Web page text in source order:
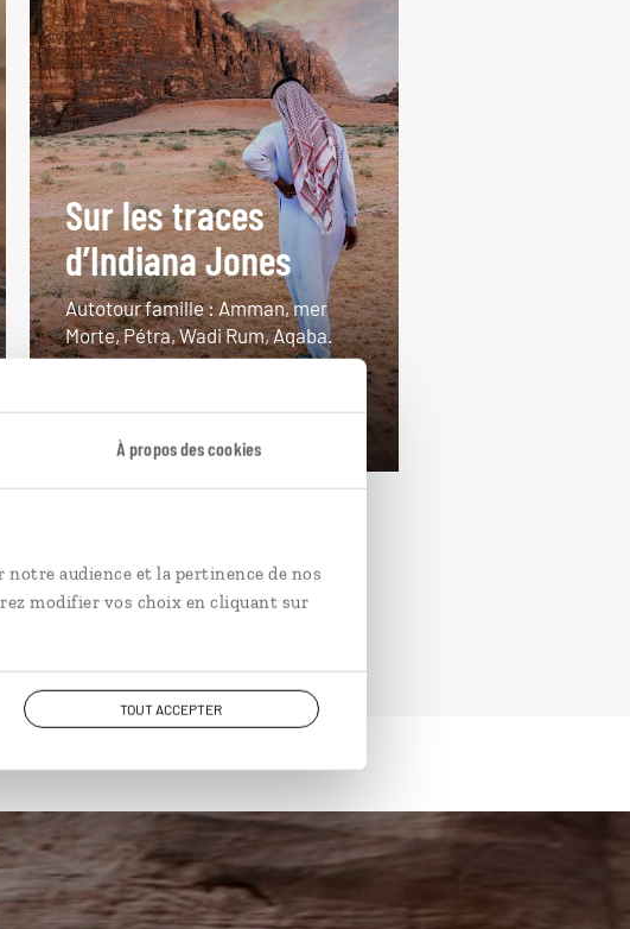
À propos des cookies
audience et la pertinence de nos
modifier vos choix en cliquant sur
TOUT ACCEPTER
Sur les traces
d’Indiana Jones
Autotour famille : Amman, mer
Morte, Pétra, Wadi Rum, Aqaba.
à partir de 2950€